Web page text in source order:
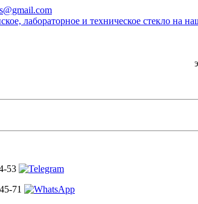
53
71